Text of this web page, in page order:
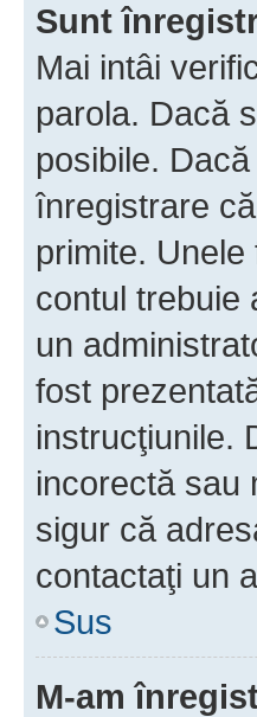
Sunt
Mai intâi
parola. Dacă
posibile.
înregistrare
primite.
contul trebuie
un
fost
instrucţiunile.
incorectă sau
sigur că
contactaţi un
Sus
M-am